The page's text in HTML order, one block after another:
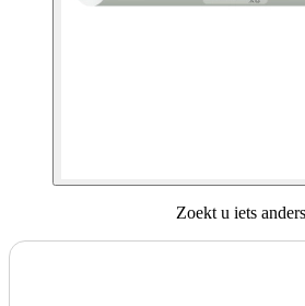
Zoekt u iets